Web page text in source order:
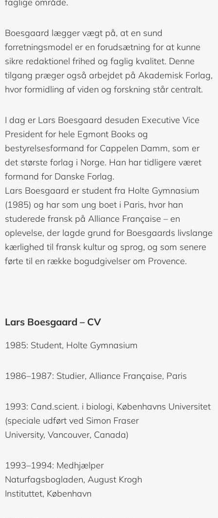
Boesgaard lægger vægt på, at en sund
forretningsmodel er en forudsætning for at kunne
sikre redaktionel frihed og faglig kvalitet. Denne
tilgang præger også arbejdet på Akademisk Forlag,
hvor formidling af viden og forskning står centralt.
I dag er Lars Boesgaard desuden Executive Vice
President for hele Egmont Books og
bestyrelsesformand for Cappelen Damm, som er
det største forlag i Norge. Han har tidligere været
formand for Danske Forlag.
Lars Boesgaard er student fra Holte Gymnasium
(1985) og har som ung boet i Paris, hvor han
studerede fransk på Alliance Française – en
oplevelse, der lagde grund for Boesgaards livslange
kærlighed til fransk kultur og sprog, og som senere
førte til en række bogudgivelser om Provence.
Lars Boesgaard – CV
1985: Student, Holte Gymnasium
1986–1987: Studier, Alliance Française, Paris
1993: Cand.scient. i biologi, Københavns Universitet
(speciale udført ved Simon Fraser
University, Vancouver, Canada)
1993–1994: Medhjælper
Naturfagsbogladen, August Krogh
Instituttet, København